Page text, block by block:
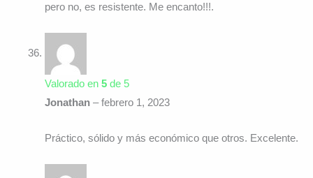
pero no, es resistente. Me encanto!!!.
Valorado en 5de 5
Jonathan – febrero 1, 2023
Práctico, sólido y más económico que otros. Excelente.